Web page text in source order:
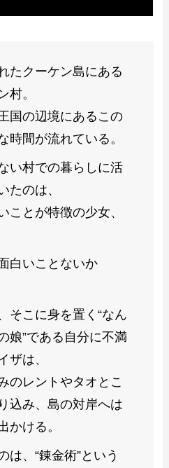
たクーケン島にある
村。
国の辺境にあるこの
時間が流れている。
い村での暮らしに活
たのは、
ことが特徴の少女、
白いことないか
そこに身を置く“なん
娘”である自分に不満
ザは、
のレントやタオとこ
込み、島の対岸へは
かける。
は、“錬金術”という